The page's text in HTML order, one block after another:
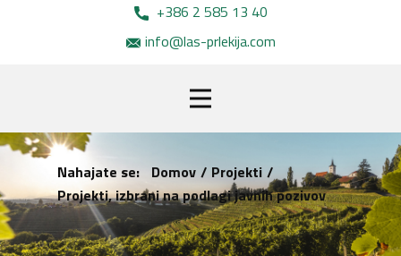
info@las-prlekija.com
+386 2 585 13 40
Nahajate se: Domov / Projekti /
Projekti, izbrani na podlagi javnih pozivov